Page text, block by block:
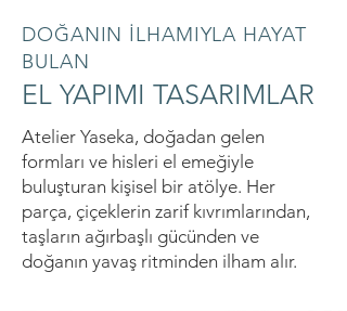
DOĞANIN İLHAMIYLA HAYAT
BULAN
EL YAPIMI TASARIMLAR
Atelier Yaseka, doğadan gelen
formları ve hisleri el emeğiyle
buluşturan kişisel bir atölye. Her
parça, çiçeklerin zarif kıvrımlarından,
taşların ağırbaşlı gücünden ve
doğanın yavaş ritminden ilham alır.